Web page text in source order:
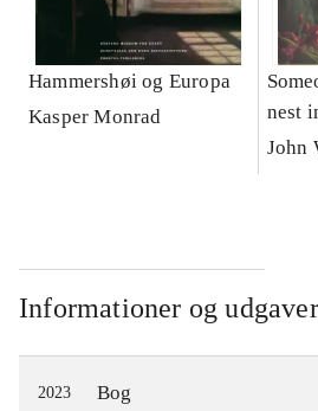
Hammershøi og Europa
Kasper Monrad
nest
John
Informationer og udgaver
2023 Bog